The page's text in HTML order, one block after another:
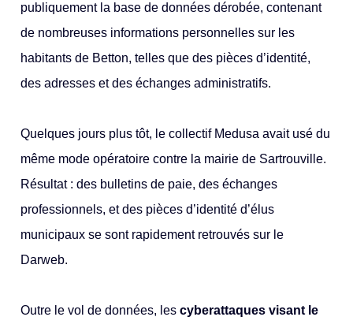
publiquement la base de données dérobée, contenant
de nombreuses informations personnelles sur les
habitants de Betton, telles que des pièces d’identité,
des adresses et des échanges administratifs.
Quelques jours plus tôt, le collectif Medusa avait usé du
même mode opératoire contre la mairie de Sartrouville.
Résultat : des bulletins de paie, des échanges
professionnels, et des pièces d’identité d’élus
municipaux se sont rapidement retrouvés sur le
Darweb.
Outre le vol de données, lescyberattaques visant le